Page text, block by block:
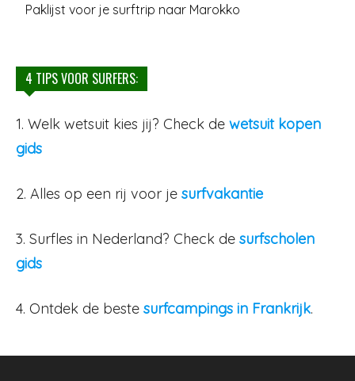
Paklijst voor je surftrip naar Marokko
4 TIPS VOOR SURFERS:
1. Welk wetsuit kies jij? Check de wetsuit kopen
gids
2. Alles op een rij voor je surfvakantie
3. Surfles in Nederland? Check de surfscholen
gids
4. Ontdek de beste surfcampings in Frankrijk.